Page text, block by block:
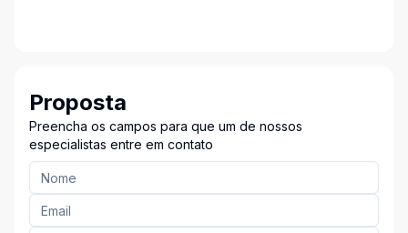
Proposta
Preencha os campos para que um de nossos
especialistas entre em contato